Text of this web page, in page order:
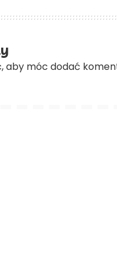
, aby móc dodać